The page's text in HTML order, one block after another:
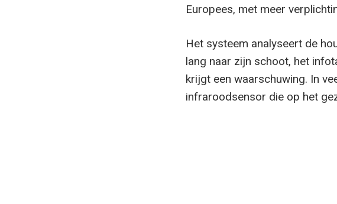
Europees, met meer
Het systeem analyseert de
lang naar zijn schoot, het
krijgt een waarschuwing. In
infraroodsensor die op het